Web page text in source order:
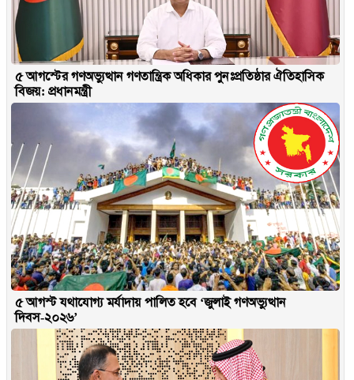
৫ আগস্টের গণঅভ্যুত্থান গণতান্ত্রিক অধিকার পুনঃপ্রতিষ্ঠার ঐতিহাসিক
বিজয়: প্রধানমন্ত্রী
৫ আগস্ট যথাযোগ্য মর্যাদায় পালিত হবে ‘জুলাই গণঅভ্যুত্থান
দিবস-২০২৬’